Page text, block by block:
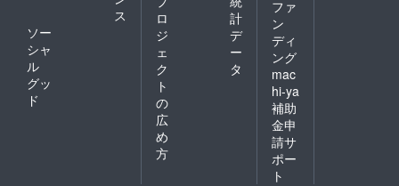
ス
ソー
シャ
ル
グッ
ド
ロ
ジ
ェ
ク
ト
の
広
め
方
計
デ
ー
タ
ファ
ン
ディ
ング
mac
hi-ya
補助
金申
請サ
ポー
ト